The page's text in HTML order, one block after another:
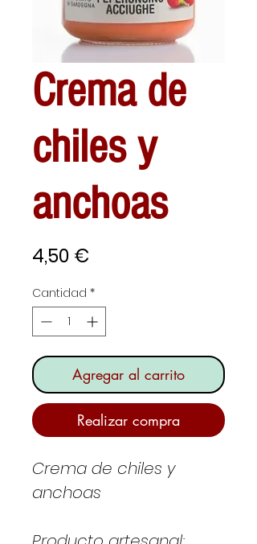
Crema de
chiles y
anchoas
4,50 €
Cantidad *
Agregar al carrito
Realizar compra
Crema de chiles y
anchoas